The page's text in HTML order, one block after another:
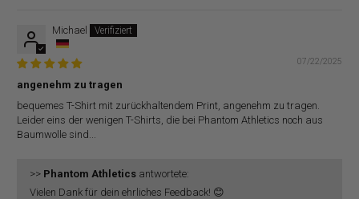
Michael
07/22/2025
angenehm zu tragen
bequemes T-Shirt mit zurückhaltendem Print, angenehm zu tragen.
Leider eins der wenigen T-Shirts, die bei Phantom Athletics noch aus
Baumwolle sind...
>> Phantom Athletics antwortete:
Vielen Dank für dein ehrliches Feedback! 😊